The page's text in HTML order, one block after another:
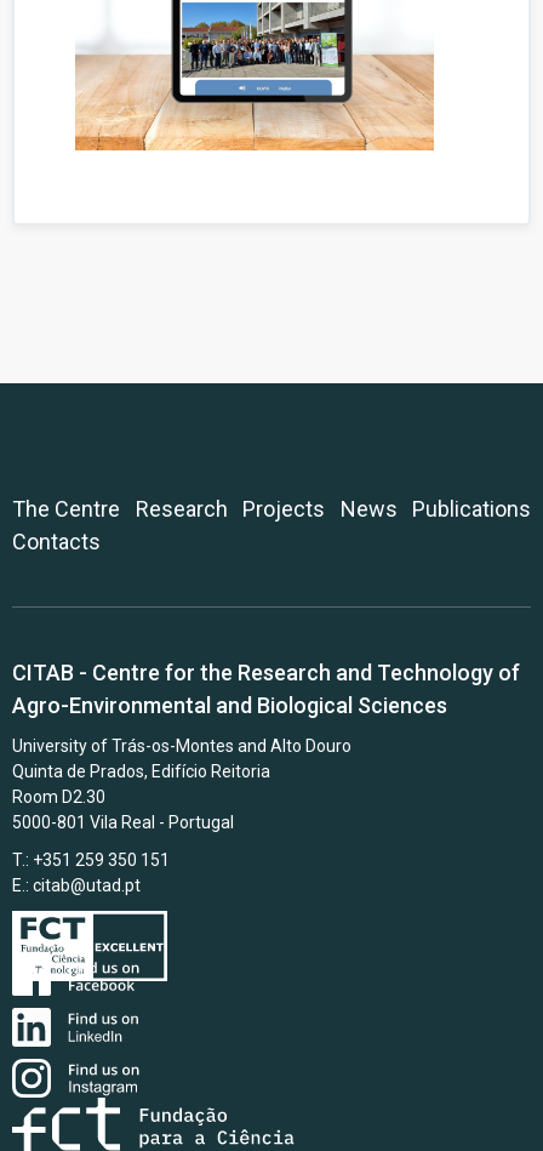
The Centre Research Projects News
Publications
Contacts
CITAB - Centre for the Research and Technology of
Agro-Environmental and Biological Sciences
University of Trás-os-Montes and Alto Douro
Quinta de Prados, Edifício Reitoria
Room D2.30
5000-801 Vila Real - Portugal
T.: +351 259 350 151
E.: citab@utad.pt